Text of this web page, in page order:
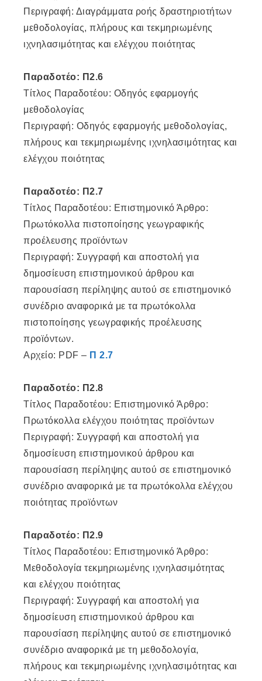
Περιγραφή: Διαγράμματα ροής δραστηριοτήτων
μεθοδολογίας, πλήρους και τεκμηριωμένης
ιχνηλασιμότητας και ελέγχου ποιότητας
Παραδοτέο: Π2.6
Τίτλος Παραδοτέου: Οδηγός εφαρμογής
μεθοδολογίας
Περιγραφή: Οδηγός εφαρμογής μεθοδολογίας,
πλήρους και τεκμηριωμένης ιχνηλασιμότητας και
ελέγχου ποιότητας
Παραδοτέο: Π2.7
Τίτλος Παραδοτέου: Επιστημονικό Άρθρο:
Πρωτόκολλα πιστοποίησης γεωγραφικής
προέλευσης προϊόντων
Περιγραφή: Συγγραφή και αποστολή για
δημοσίευση επιστημονικού άρθρου και
παρουσίαση περίληψης αυτού σε επιστημονικό
συνέδριο αναφορικά με τα πρωτόκολλα
πιστοποίησης γεωγραφικής προέλευσης
προϊόντων.
Αρχείο: PDF – Π 2.7
Παραδοτέο: Π2.8
Τίτλος Παραδοτέου: Επιστημονικό Άρθρο:
Πρωτόκολλα ελέγχου ποιότητας προϊόντων
Περιγραφή: Συγγραφή και αποστολή για
δημοσίευση επιστημονικού άρθρου και
παρουσίαση περίληψης αυτού σε επιστημονικό
συνέδριο αναφορικά με τα πρωτόκολλα ελέγχου
ποιότητας προϊόντων
Παραδοτέο: Π2.9
Τίτλος Παραδοτέου: Επιστημονικό Άρθρο:
Μεθοδολογία τεκμηριωμένης ιχνηλασιμότητας
και ελέγχου ποιότητας
Περιγραφή: Συγγραφή και αποστολή για
δημοσίευση επιστημονικού άρθρου και
παρουσίαση περίληψης αυτού σε επιστημονικό
συνέδριο αναφορικά με τη μεθοδολογία,
πλήρους και τεκμηριωμένης ιχνηλασιμότητας και